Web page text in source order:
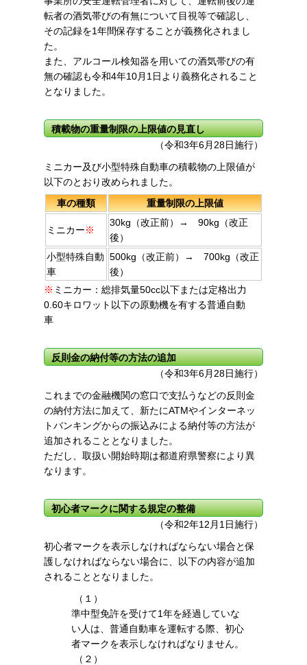
転者の酒気帯びの有無について目視等で確認し、
その記録を1年間保存することが義務化されまし
た。
また、アルコール検知器を用いての酒気帯びの有
無の確認も令和4年10月1日より義務化されること
となりました。
積載物の重量制限の上限値の見直し
（令和3年6月28日施行）
ミニカー及び小型特殊自動車の積載物の上限値が
以下のとおり改められました。
車の種類
重量制限の上限値
ミニカー※
30kg（改正前）→ 90kg（改正
後）
小型特殊自動
車
500kg（改正前）→ 700kg（改正
後）
※ ミニカー：総排気量50cc以下または定格出力
0.60キロワット以下の原動機を有する普通自動
車
反則金の納付等の方法の追加
（令和3年6月28日施行）
これまでの金融機関の窓口で支払うなどの反則金
の納付方法に加えて、新たにATMやインターネッ
トバンキングからの振込みによる納付等の方法が
追加されることとなりました。
ただし、取扱い開始時期は都道府県警察により異
なります。
初心者マークに関する規定の整備
（令和2年12月1日施行）
初心者マークを表示しなければならない場合と保
護しなければならない場合に、以下の内容が追加
されることとなりました。
（１）
準中型免許を受けて1年を経過していな
い人は、普通自動車を運転する際、初心
者マークを表示しなければなりません。
（２）